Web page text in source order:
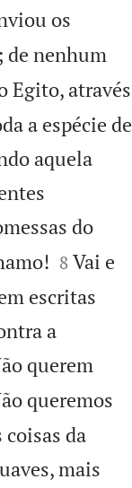
os
de nenhum
Egito, através
a espécie de
aquela
do

8 Vai e
escritas
a
querem
queremos
coisas da
mais